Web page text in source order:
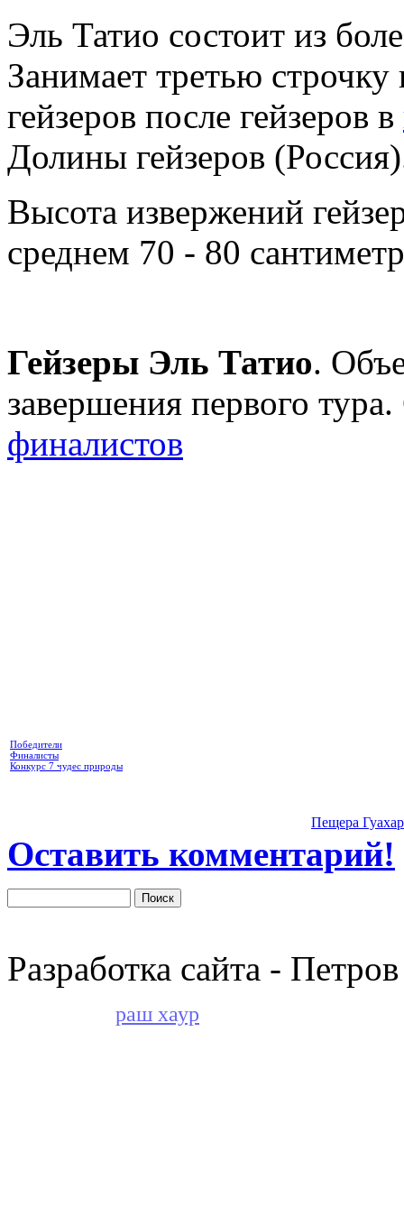
Эль Татио состоит из
Занимает третью
гейзеров после гейзеров в
Долины гейзеров
Высота извержений
среднем 70 - 80
Гейзеры Эль Татио.
завершения первого
финалистов
Победители
Финалисты
Конкурс 7 чудес природы
Пещера
Оставить комментарий!
Разработка сайта -
раш хаур